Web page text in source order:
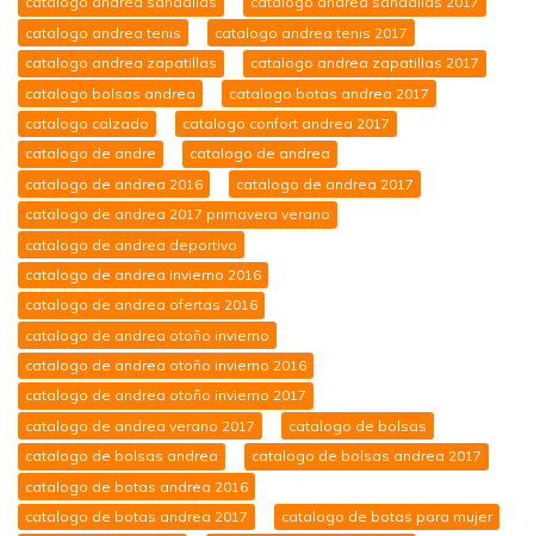
catalogo andrea tenis
catalogo andrea tenis 2017
catalogo andrea zapatillas
catalogo andrea zapatillas 2017
catalogo bolsas andrea
catalogo botas andrea 2017
catalogo calzado
catalogo confort andrea 2017
catalogo de andre
catalogo de andrea
catalogo de andrea 2016
catalogo de andrea 2017
catalogo de andrea 2017 primavera verano
catalogo de andrea deportivo
catalogo de andrea invierno 2016
catalogo de andrea ofertas 2016
catalogo de andrea otoño invierno
catalogo de andrea otoño invierno 2016
catalogo de andrea otoño invierno 2017
catalogo de andrea verano 2017
catalogo de bolsas
catalogo de bolsas andrea
catalogo de bolsas andrea 2017
catalogo de botas andrea 2016
catalogo de botas andrea 2017
catalogo de botas para mujer